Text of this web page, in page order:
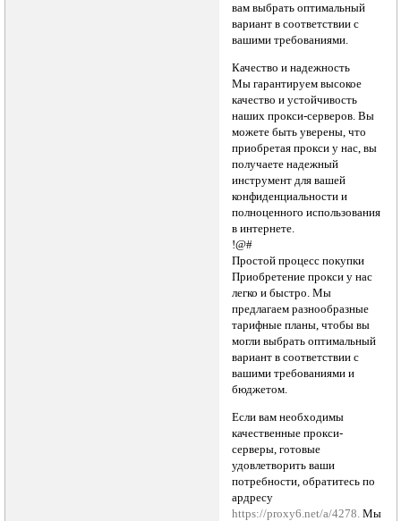
вам выбрать оптимальный
вариант в соответствии с
вашими требованиями.
Качество и надежность
Мы гарантируем высокое
качество и устойчивость
наших прокси-серверов. Вы
можете быть уверены, что
приобретая прокси у нас, вы
получаете надежный
инструмент для вашей
конфиденциальности и
полноценного использования
в интернете.
!@#
Простой процесс покупки
Приобретение прокси у нас
легко и быстро. Мы
предлагаем разнообразные
тарифные планы, чтобы вы
могли выбрать оптимальный
вариант в соответствии с
вашими требованиями и
бюджетом.
Если вам необходимы
качественные прокси-
серверы, готовые
удовлетворить ваши
потребности, обратитесь по
ардресу
https://proxy6.net/a/4278. Мы